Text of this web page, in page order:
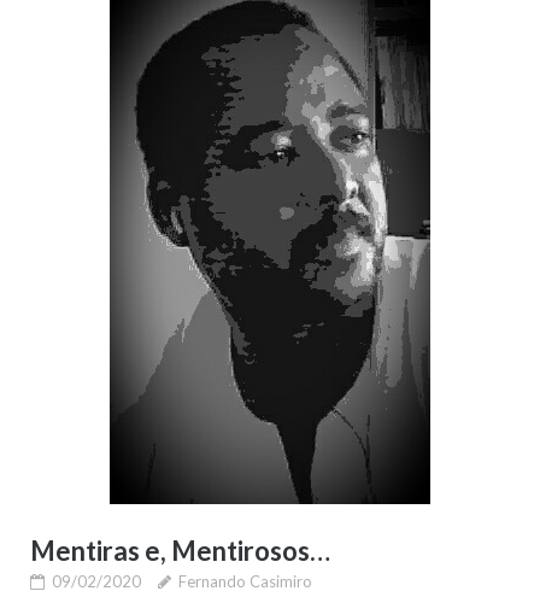
Mentiras e, Mentirosos…
09/02/2020 Fernando Casimiro